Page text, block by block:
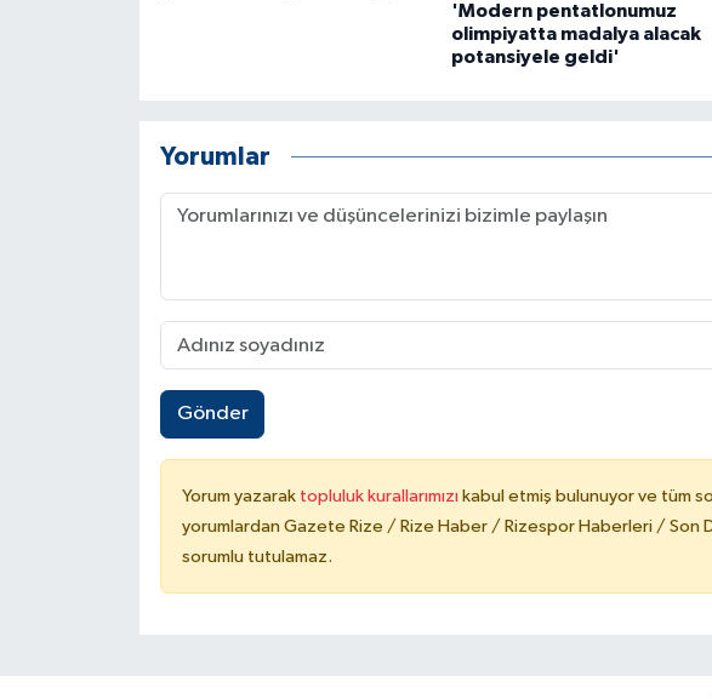
'Modern pentatlonumuz
olimpiyatta madalya alacak
potansiyele geldi'
Yorumlar
Gönder
Yorum yazarak topluluk kurallarımızı kabul etmiş bulunuyor ve tüm
yorumlardan Gazete Rize / Rize Haber / Rizespor Haberleri / Son
sorumlu tutulamaz.